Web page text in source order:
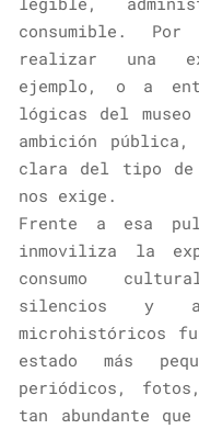
consumible.
realizar una
ejemplo, o a
lógicas del
ambición pública,
clara del tipo de
nos exige.
Frente a esa
inmoviliza la
consumo
silencios y
microhistóricos
estado más
periódicos,
tan abundante